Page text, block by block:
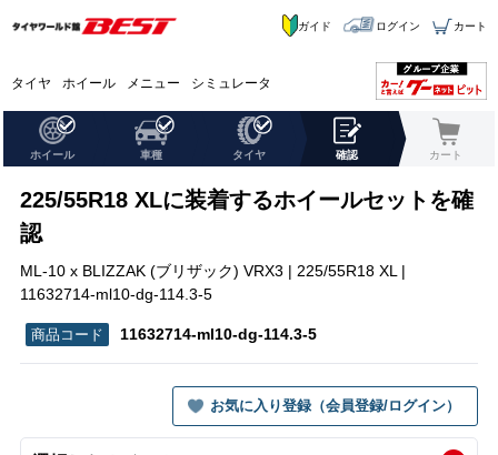
タイヤ ホイール メニュー シミュレータ
ガイド ログイン カート
ホイール 車種 タイヤ 確認 カート
225/55R18 XLに装着するホイールセットを確
認
ML-10 x BLIZZAK (ブリザック) VRX3 | 225/55R18 XL |
11632714-ml10-dg-114.3-5
11632714-ml10-dg-114.3-5
お気に入り登録（会員登録/ログイン）